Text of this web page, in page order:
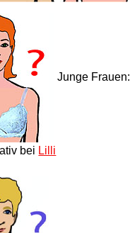
Junge Frauen:
bei Lilli